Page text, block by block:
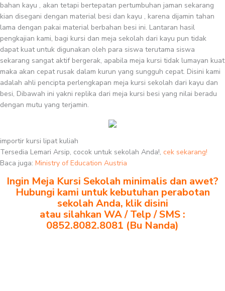
bahan kayu , akan tetapi bertepatan pertumbuhan jaman sekarang
kian disegani dengan material besi dan kayu , karena dijamin tahan
lama dengan pakai material berbahan besi ini. Lantaran hasil
pengkajian kami, bagi kursi dan meja sekolah dari kayu pun tidak
dapat kuat untuk digunakan oleh para siswa terutama siswa
sekarang sangat aktif bergerak, apabila meja kursi tidak lumayan kuat
maka akan cepat rusak dalam kurun yang sungguh cepat. Disini kami
adalah ahli pencipta perlengkapan meja kursi sekolah dari kayu dan
besi, Dibawah ini yakni replika dari meja kursi besi yang nilai beradu
dengan mutu yang terjamin.
importir kursi lipat kuliah
Tersedia Lemari Arsip, cocok untuk sekolah Anda!, cek sekarang!
Baca juga: Ministry of Education Austria
Ingin Meja Kursi Sekolah minimalis dan awet?
Hubungi kami untuk kebutuhan perabotan
sekolah Anda, klik disini
atau silahkan WA / Telp / SMS :
0852.8082.8081 (Bu Nanda)